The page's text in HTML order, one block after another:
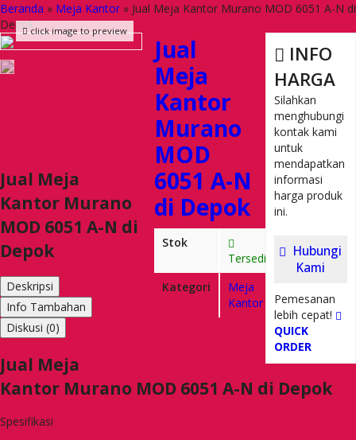
Beranda » Meja Kantor » Jual Meja Kantor Murano MOD 6051 A-N di
Depokclick image to preview
Jual
Meja
Kantor
Murano
MOD
6051 A-N
di Depok
Stok
Tersedia
Kategori
Meja
Kantor
INFO
HARGA
Silahkan
menghubungi
kontak kami
untuk
mendapatkan
informasi
harga produk
ini.
Hubungi
Kami
Pemesanan
lebih cepat!
QUICK
ORDER
Jual Meja
Kantor Murano
MOD 6051 A-N di
Depok
Deskripsi
Info Tambahan
Diskusi (0)
Jual Meja
Kantor Murano MOD 6051 A-N di Depok
Spesifikasi